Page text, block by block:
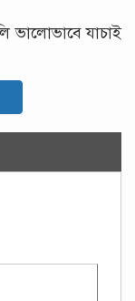
ভালোভাবে যাচাই